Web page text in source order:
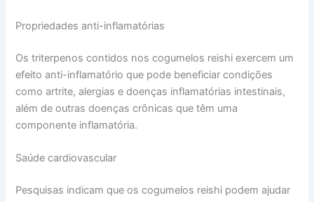
Propriedades anti-inflamatórias
Os triterpenos contidos nos cogumelos reishi exercem um
efeito anti-inflamatório que pode beneficiar condições
como artrite, alergias e doenças inflamatórias intestinais,
além de outras doenças crônicas que têm uma
componente inflamatória.
Saúde cardiovascular
Pesquisas indicam que os cogumelos reishi podem ajudar